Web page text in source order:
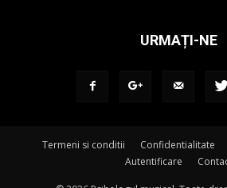
URMAȚI-NE
Termeni si conditii Confidentialitate
Autentificare